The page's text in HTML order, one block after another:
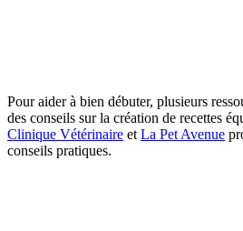
Pour aider à bien débuter, plusieurs
des conseils sur la création de recettes
Clinique Vétérinaire et La Pet Avenue
conseils pratiques.